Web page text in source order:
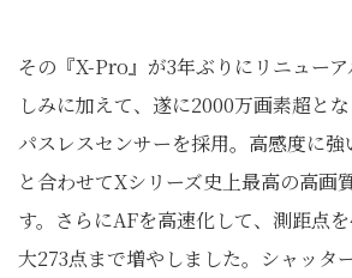
その『X-Pro』が3年ぶりにリニュー
しみに加えて、遂に2000万画素超と
パスレスセンサーを採用。高感度に
と合わせてXシリーズ史上最高の高画
す。さらにAFを高速化して、測距点
大273点まで増やしました。シャッタ